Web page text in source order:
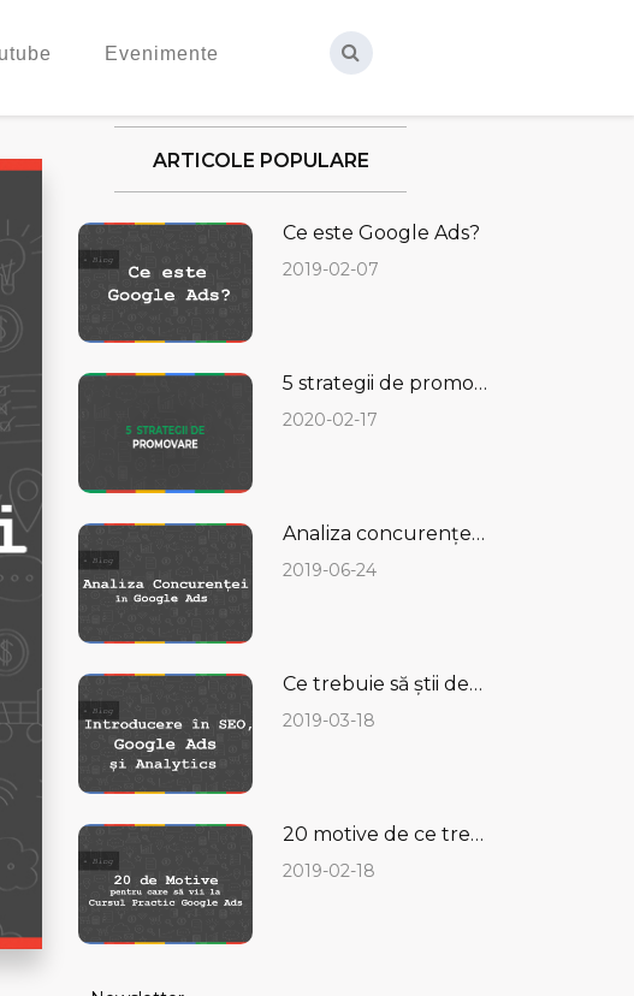
Evenimente
ARTICOLE POPULARE
Ce este Google Ads?
2019-02-07
5 strategii de promovare care să îți aducă rezultate imediate
2020-02-17
Analiza concurenței în Google Ads - cum se face și de ce ai nevoie de ea
2019-06-24
Ce trebuie să știi despre SEO, Google ADS și Analytics?
2019-03-18
20 motive de ce trebuie să vii la un Curs Practic de Google Ads pentru începători
2019-02-18